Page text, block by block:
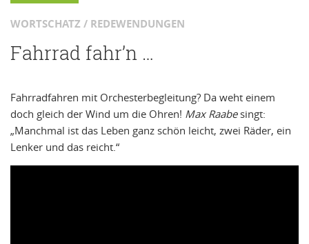
WORTSCHATZ / REDEWENDUNGEN
Fahrrad fahr’n …
Fahrradfahren mit Orchesterbegleitung? Da weht einem
doch gleich der Wind um die Ohren! Max Raabesingt:
„Manchmal ist das Leben ganz schön leicht, zwei Räder, ein
Lenker und das reicht.“